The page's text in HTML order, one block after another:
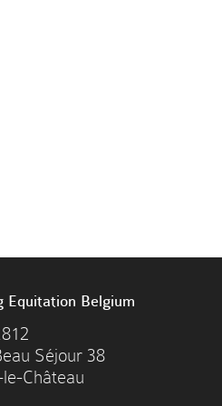
Equitation Belgium
Séjour 38
Château